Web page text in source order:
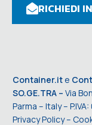
RICHIEDI
Container.it e
SO.GE.TRA – Via
Parma – Italy –
Privacy Policy–